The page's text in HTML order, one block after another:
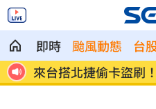
即時 颱風動態 台
來台搭北捷偷卡盜刷
房